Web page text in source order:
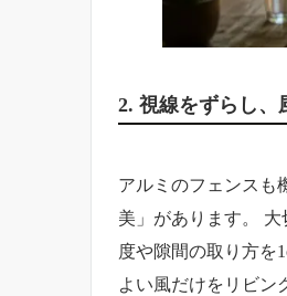
2. 視線をずらし、
アルミのフェンスも
美」があります。
度や隙間の取り方を
よい風だけをリビン